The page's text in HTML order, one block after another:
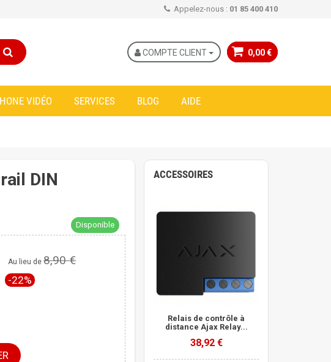
Appelez-nous : 01 85 400 410
0,00 €
COMPTE CLIENT
VIDÉO SERVICES BLOG AIDE
DIN
Disponible
Au lieu de8,90 €
-22%
ACCESSOIRES
Relais de contrôle à
distance Ajax Relay...
38,92 €